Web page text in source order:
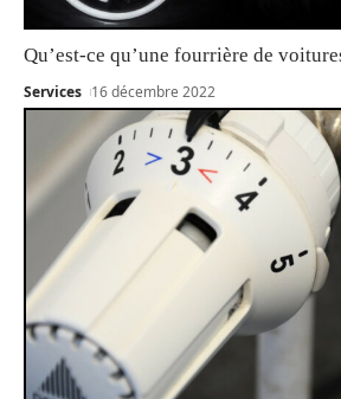
Qu’est-ce qu’une fourrière de
Services 16 décembre 2022